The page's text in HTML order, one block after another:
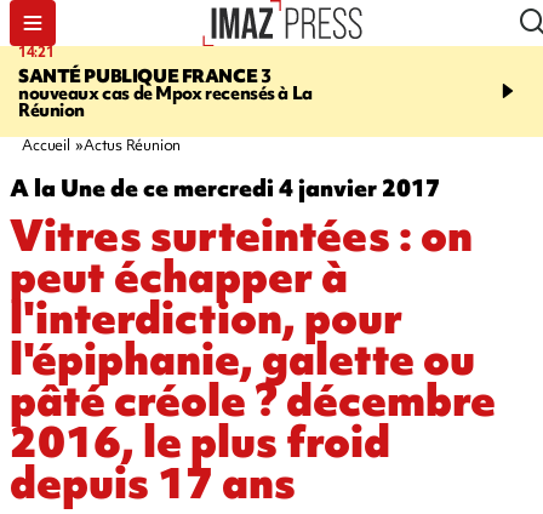
14:21
SANTÉ PUBLIQUE FRANCE3
nouveaux cas de Mpox recensés à La
Réunion
16:16
vendues chez
Accueil Actus Réunion
A la Une de ce mercredi 4 janvier 2017
Vitres surteintées : on
peut échapper à
l'interdiction, pour
l'épiphanie, galette ou
pâté créole ? décembre
2016, le plus froid
depuis 17 ans